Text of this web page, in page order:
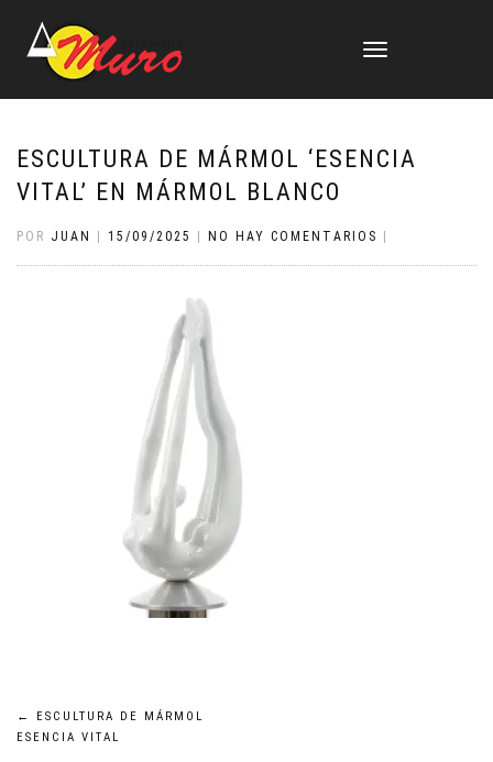
CAMBIAR
ESCULTURA DE MÁRMOL ‘ESENCIA
VITAL’ EN MÁRMOL BLANCO
POR JUAN 15/09/2025 NO HAY COMENTARIOS
Navegación
←
ESCULTURA DE MÁRMOL
ESENCIA VITAL